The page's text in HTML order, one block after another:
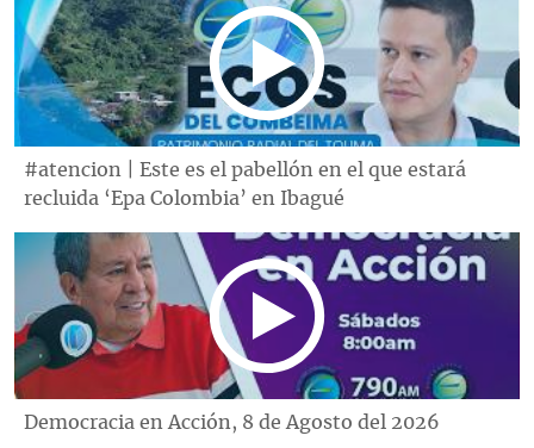
#atencion | Este es el pabellón en el que estará
recluida ‘Epa Colombia’ en Ibagué
Democracia en Acción, 8 de Agosto del 2026